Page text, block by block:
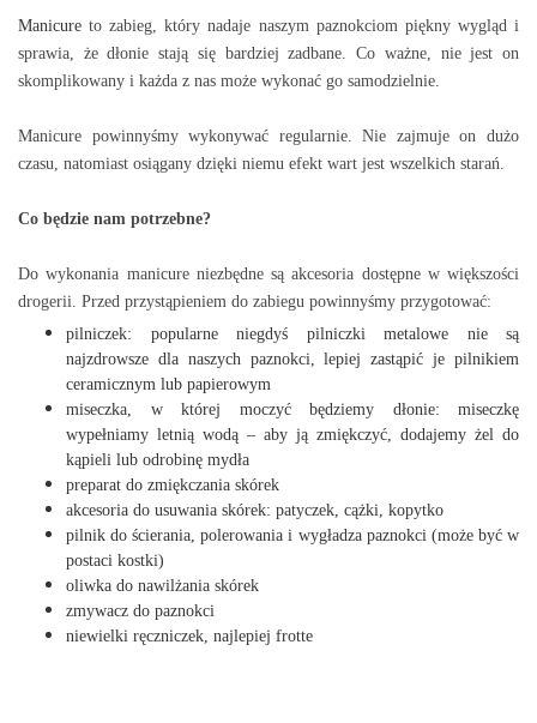
Manicure to zabieg, który nadaje naszym paznokciom piękny wygląd i
sprawia, że dłonie stają się bardziej zadbane. Co ważne, nie jest on
skomplikowany i każda z nas może wykonać go samodzielnie.
Manicure powinnyśmy wykonywać regularnie. Nie zajmuje on dużo
czasu, natomiast osiągany dzięki niemu efekt wart jest wszelkich starań.
Co będzie nam potrzebne?
Do wykonania manicure niezbędne są akcesoria dostępne w większości
drogerii. Przed przystąpieniem do zabiegu powinnyśmy przygotować:
pilniczek: popularne niegdyś pilniczki metalowe nie są
najzdrowsze dla naszych paznokci, lepiej zastąpić je pilnikiem
ceramicznym lub papierowym
miseczka, w której moczyć będziemy dłonie: miseczkę
wypełniamy letnią wodą – aby ją zmiękczyć, dodajemy żel do
kąpieli lub odrobinę mydła
preparat do zmiękczania skórek
akcesoria do usuwania skórek: patyczek, cążki, kopytko
pilnik do ścierania, polerowania i wygładza paznokci (może być w
postaci kostki)
oliwka do nawilżania skórek
zmywacz do paznokci
niewielki ręczniczek, najlepiej frotte